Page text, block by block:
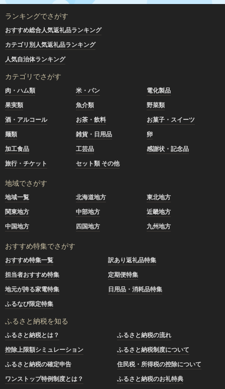
ランキングでさがす
おすすめ総合人気返礼品ランキング
カテゴリ別人気返礼品ランキング
人気自治体ランキング
カテゴリでさがす
肉・ハム類 米・パン
電化製品
果実類
魚介類
野菜類
酒・アルコール
お茶・飲料
お菓子・スイーツ
麺類
雑貨・日用品
卵
加工食品
工芸品
感謝状・記念品
旅行・チケット
セット類 その他
地域でさがす
地域一覧 北海道地方
東北地方
関東地方
中部地方
近畿地方
中国地方
四国地方 九州地方
おすすめ特集でさがす
おすすめ特集一覧
訳あり返礼品特集
担当者おすすめ特集
定期便特集
地元が誇る家電特集
日用品・消耗品特集
ふるなび限定特集
ふるさと納税を知る
ふるさと納税とは？
ふるさと納税の流れ
控除上限額シミュレーション
ふるさと納税制度について
ふるさと納税の確定申告
住民税・所得税の控除について
ワンストップ特例制度とは？
ふるさと納税のお礼特典